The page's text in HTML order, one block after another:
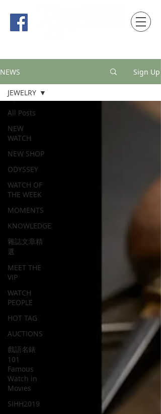
NEWS Sign Up
All Posts
NEW
WATCH
NEW SHOP
ODYSSEY
WATCH OF
THE WEEK
MOMENTS
KNOWLEDGE
雜誌文章精
選
MEET THE
VIP
WATCH
PEOPLE
HOT TAG
AUCTIONS
戲語名錶
101
Famous
Watch in
Movies
SIHH2019
JEWELRY